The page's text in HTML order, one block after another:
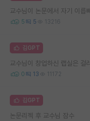
교수님이 논문에서 자기 이릅
5 5 13216
김GPT
교수님이 창업하신 랩실은 걸
0 13 11172
김GPT
논문리젝 후 교수님 잠수